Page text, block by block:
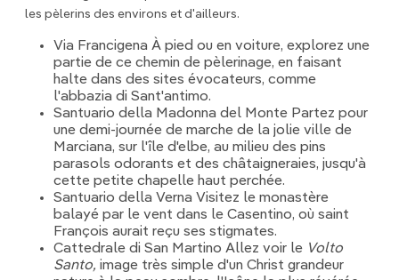
les pèlerins des environs et d'ailleurs.
Via Francigena À pied ou en voiture, explorez une
partie de ce chemin de pèlerinage, en faisant
halte dans des sites évocateurs, comme
l'abbazia di Sant'antimo.
Santuario della Madonna del Monte Partez pour
une demi-journée de marche de la jolie ville de
Marciana, sur l'île d'elbe, au milieu des pins
parasols odorants et des châtaigneraies, jusqu'à
cette petite chapelle haut perchée.
Santuario della Verna Visitez le monastère
balayé par le vent dans le Casentino, où saint
François aurait reçu ses stigmates.
Cattedrale di San Martino Allez voir le Volto
Santo, image très simple d'un Christ grandeur